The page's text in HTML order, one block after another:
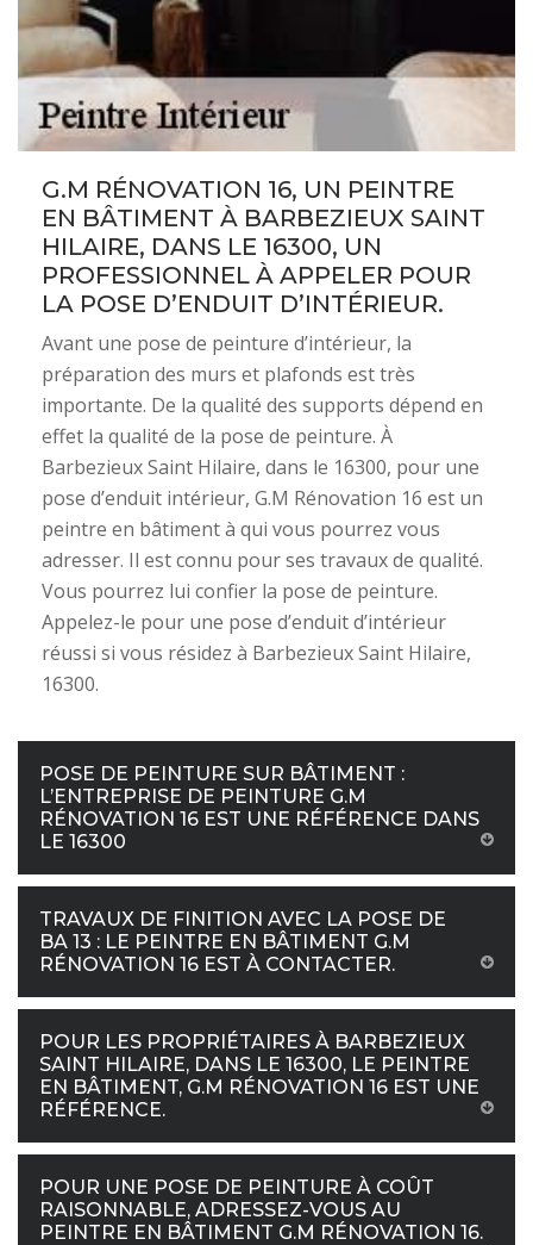
G.M RÉNOVATION 16, UN PEINTRE
EN BÂTIMENT À BARBEZIEUX SAINT
HILAIRE, DANS LE 16300, UN
PROFESSIONNEL À APPELER POUR
LA POSE D’ENDUIT D’INTÉRIEUR.
Avant une pose de peinture d’intérieur, la
préparation des murs et plafonds est très
importante. De la qualité des supports dépend en
effet la qualité de la pose de peinture. À
Barbezieux Saint Hilaire, dans le 16300, pour une
pose d’enduit intérieur, G.M Rénovation 16 est un
peintre en bâtiment à qui vous pourrez vous
adresser. Il est connu pour ses travaux de qualité.
Vous pourrez lui confier la pose de peinture.
Appelez-le pour une pose d’enduit d’intérieur
réussi si vous résidez à Barbezieux Saint Hilaire,
16300.
POSE DE PEINTURE SUR BÂTIMENT :
L’ENTREPRISE DE PEINTURE G.M
RÉNOVATION 16 EST UNE RÉFÉRENCE DANS
LE 16300
TRAVAUX DE FINITION AVEC LA POSE DE
BA 13 : LE PEINTRE EN BÂTIMENT G.M
RÉNOVATION 16 EST À CONTACTER.
POUR LES PROPRIÉTAIRES À BARBEZIEUX
SAINT HILAIRE, DANS LE 16300, LE PEINTRE
EN BÂTIMENT, G.M RÉNOVATION 16 EST UNE
RÉFÉRENCE.
POUR UNE POSE DE PEINTURE À COÛT
RAISONNABLE, ADRESSEZ-VOUS AU
PEINTRE EN BÂTIMENT G.M RÉNOVATION 16.